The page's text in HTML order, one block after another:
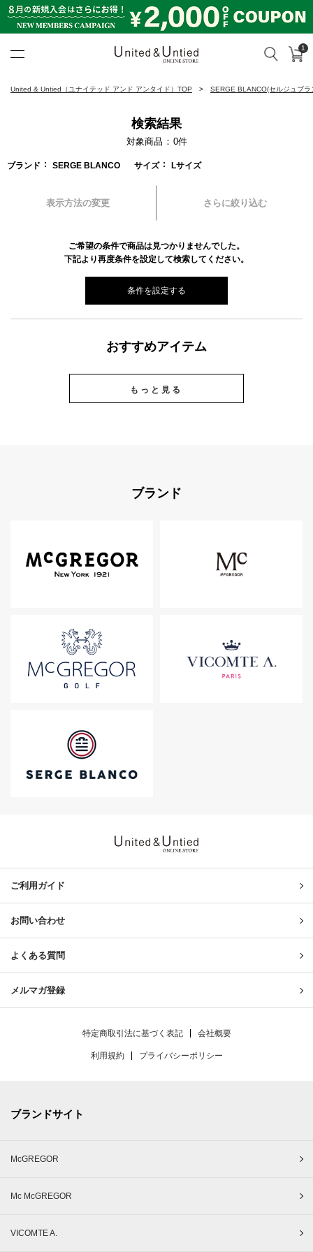
検索 カ
1
United & Untied（ユナイテッド アンド アンタイド）TOP SERGE BLANCO(セルジュブ
検索結果
対象商品 0件
ブランド SERGE BLANCO サイズ Lサイズ
表示方法の変更 さらに絞り込む
ご希望の条件で商品は見つかりませんでした。
下記より再度条件を設定して検索してください。
条件を設定する
おすすめアイテム
もっと見る
ブランド
ご利用ガイド
お問い合わせ
よくある質問
メルマガ登録
特定商取引法に基づく表記 会社概要
利用規約 プライバシーポリシー
ブランドサイト
McGREGOR
Mc McGREGOR
VICOMTE A.